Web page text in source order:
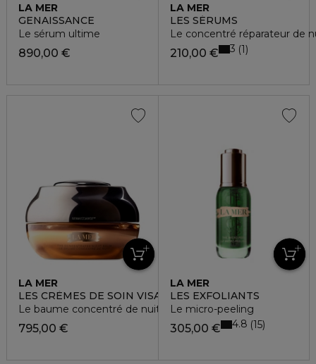
LA MER
GENAISSANCE
Le sérum ultime
890,00 €
LA MER
LES SÉRUMS
Le concentré réparateur de
210,00 € 3 1
LA MER
LES CRÈMES DE SOIN VISAGE
Le baume concentré de nuit genaissance
795,00 €
LA MER
LES EXFOLIANTS
Le micro-peeling
305,00 € 4.8 15